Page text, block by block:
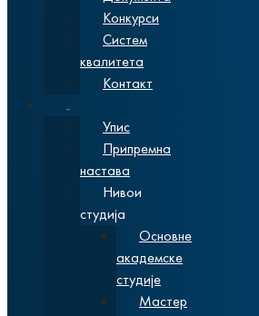
Конкурси
Систем
квалитета
Контакт
Упис
Припремна
настава
Нивои
студија
Основне
академске
студије
Мастер